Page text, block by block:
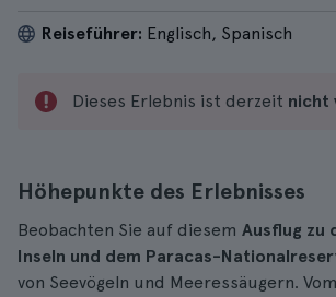
Reiseführer: Englisch, Spanisch
Dieses Erlebnis ist derzeit nicht
Höhepunkte des Erlebnisses
Beobachten Sie auf diesem Ausflug zu
Inseln und dem Paracas-
von Seevögeln und Meeressäugern. Vom